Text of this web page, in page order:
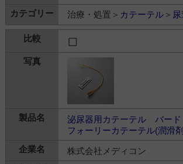
治療・処置＞ カテーテル＞
泌尿器用カテーテル バー
フォーリーカテーテル(潤滑
株式会社メディコン